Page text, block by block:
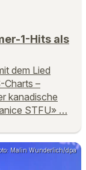
1-Hits als
dem Lied
Charts –
kanadische
STFU» …
Malin Wunderlich/dpa